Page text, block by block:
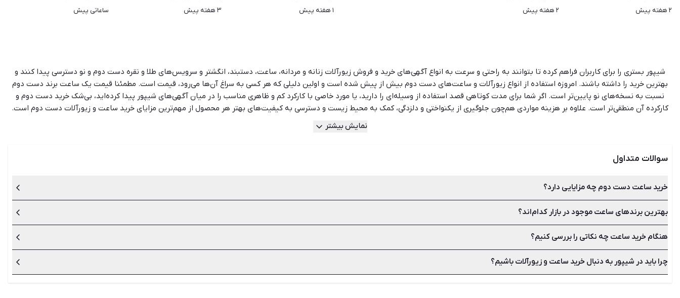
۲ هفته پیش
۲ هفته پیش
۱ هفته پیش
۳ هفته پیش
ساعاتی پیش
شیپور بستری را برای کاربران فراهم کرده تا بتوانند به راحتی و سرعت به انواع آگهی‌های خرید و فروش زیورآلات زنانه و مردانه، ساعت، دستبند، انگشتر و سرویس‌های طلا و نقره دست دوم و نو دسترسی پیدا کنند و
بهترین خرید را داشته باشند. امروزه استفاده از انواع زیورآلات و ساعت‌های دست دوم بیش از پیش شده است و اولین دلیلی که هر کسی به سراغ آن‌ها می‌رود، قیمت است. مطمئنا قیمت یک ساعت برند دست دوم
نسبت به نسخه‌های نو پایین‌تر است. اگر شما برای مدت کوتاهی قصد استفاده از وسیله‌ای را دارید، یا مورد خاصی با کارکرد کم و ظاهری مناسب را در میان آگهی‌های شیپور پیدا کرده‌اید، بی‌شک خرید دست دوم و
کارکرده آن منطقی‌تر است. علاوه بر هزینه مواردی هم‌چون جلوگیری از یکنواختی و دلزدگی، کمک به محیط زیست و دسترسی به کیفیت‌های بهتر هر محصول از مهم‌ترین مزایای خرید ساعت و زیورآلات دست دوم است.
شیپور برای استفاده راحت‌تر کاربران فیلترهایی مانند جدیدترین، ارزان‌ترین، گران‌ترین و نزدیک‌ترین آگهی‌ها را در نظر گرفته است تا خریداران بتوانند لیست آگهی‌ها را بر حسب شرایط، موقعیت و بودجه خود مرتب
کرده و زمان کم‌تری را برای پیدا کردن آگهی مورد نظر خود صرف کنند.
نمایش بیشتر
سوالات متداول
خرید ساعت دست دوم چه مزایایی دارد؟
بسیاری از افراد با توجه به شرایط اقتصادی ترجیح به خرید ساعت دست دوم می‌دهند. علاوه بر بحث بودجه مواردی مانند کمک به محیط زیست، ایجاد تنوع و استایل‌های متنوع و خرید از برندهای با کیفیت با
قیمت پایین‌تر از مزیت‌های خرید ساعت دست دوم است.
بهترین برندهای ساعت موجود در بازار کدام‌اند؟
از محبوب‌ترین برندهای ساعت می‌توان به رولکس، سیتیزن، رومانسون، کاسیو، کارتیر، سیکو، تیمبرلند، فری لوک و اسپریت اشاره کرد.
هنگام خرید ساعت چه نکاتی را بررسی کنیم؟
بررسی نوع ساعت مچی، سبک ساعت، ویژگی و امکانات، متریال استفاده شده، موتور، مقاومت در برابر آب، برند و وزن از مهم‌ترین نکات خرید ساعت است که باید با دقت آن‌ها را بررسی کنید.
چرا باید در شیپور به دنبال خرید ساعت و زیورآلات باشیم؟